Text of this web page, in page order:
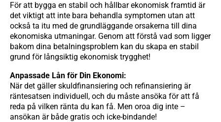
För att bygga en stabil och hållbar ekonomisk framtid är
det viktigt att inte bara behandla symptomen utan att
också ta itu med de grundläggande orsakerna till dina
ekonomiska utmaningar. Genom att förstå vad som ligger
bakom dina betalningsproblem kan du skapa en stabil
grund för långsiktig ekonomisk trygghet!
Anpassade Lån för Din Ekonomi:
När det gäller skuldfinansiering och refinansiering är
räntesatsen individuell, och du måste ansöka för att få
reda på vilken ränta du kan få. Men oroa dig inte –
ansökan är både gratis och icke-bindande!